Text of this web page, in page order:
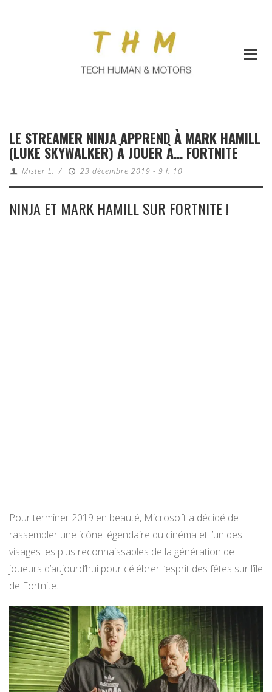
LE STREAMER NINJA APPREND À MARK HAMILL
(LUKE SKYWALKER) À JOUER À… FORTNITE
Mister L. / 23 décembre 2019 - 9 h 10
NINJA ET MARK HAMILL SUR FORTNITE !
Pour terminer 2019 en beauté, Microsoft a décidé de
rassembler une icône légendaire du cinéma et l’un des
visages les plus reconnaissables de la génération de
joueurs d’aujourd’hui pour célébrer l’esprit des fêtes sur l’île
de Fortnite.